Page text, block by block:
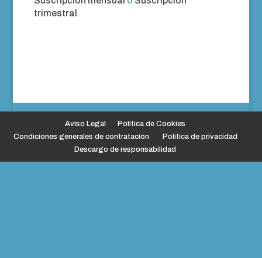
trimestral .
Aviso Legal
Política de Cookies
Condiciones generales de contratación
Política de privacidad
Descargo de responsabilidad